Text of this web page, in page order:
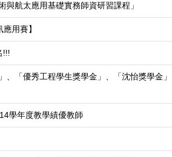
航太應用基礎實務師資研習課程」
用賽】
!!!
「優秀工程學生獎學金」、「沈怡獎學金」
學年度教學績優教師